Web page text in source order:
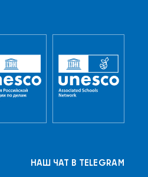
НАШ ЧАТ В TELEGRAM